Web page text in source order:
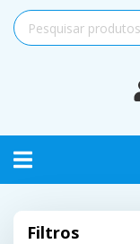
Toggle
navigation
Filtros